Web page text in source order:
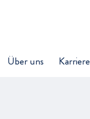
Über uns Karriere